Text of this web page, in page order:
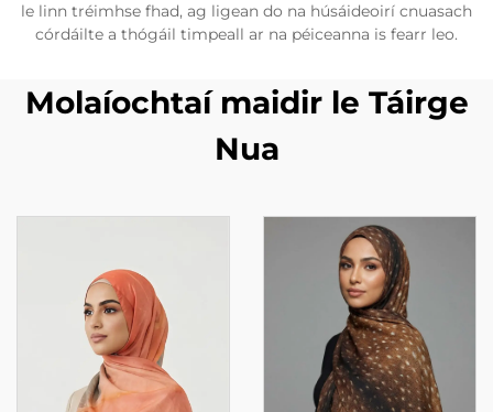
le linn tréimhse fhad, ag ligean do na húsáideoirí cnuasach
córdáilte a thógáil timpeall ar na péiceanna is fearr leo.
Molaíochtaí maidir le Táirge
Nua